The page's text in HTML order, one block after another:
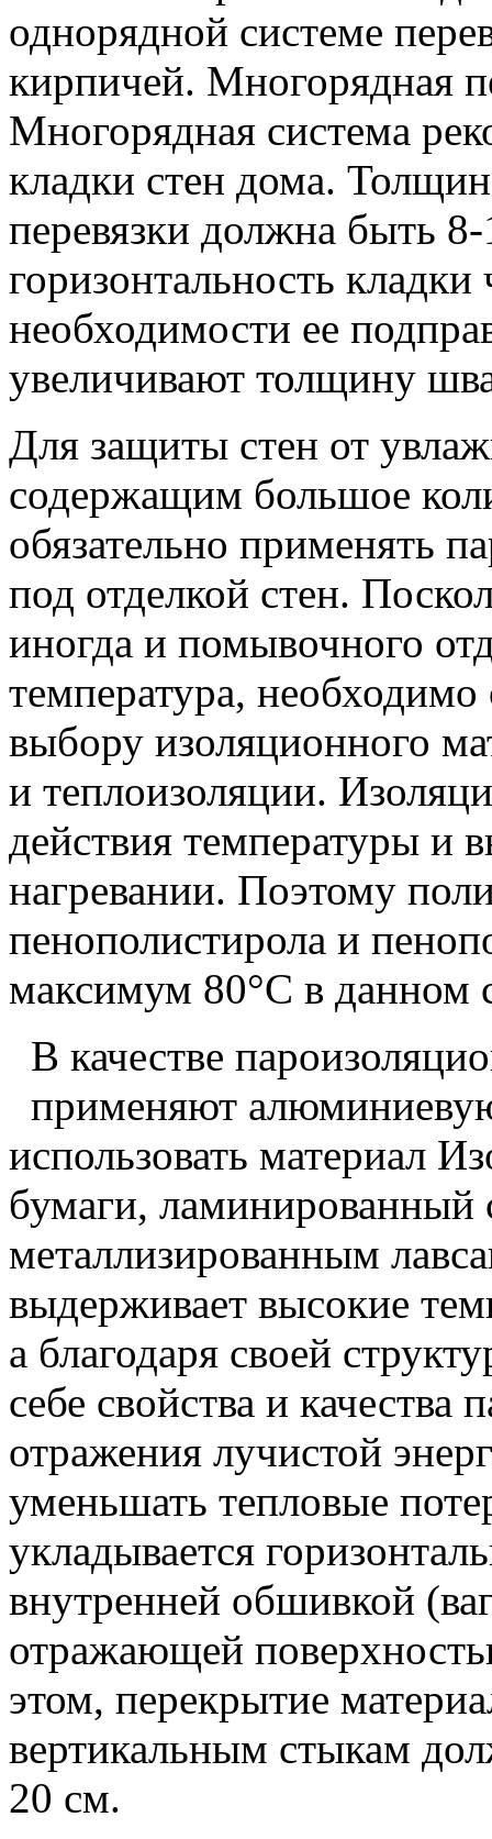
однорядной системе
кирпичей. Многорядная
Многорядная система
кладки стен дома.
перевязки должна быть
горизонтальность
необходимости ее
увеличивают толщину
Для защиты стен от
содержащим большое
обязательно применять
под отделкой стен.
иногда и помывочного
температура, необходимо
выбору изоляционного
и теплоизоляции.
действия температуры и
нагревании. Поэтому
пенополистирола и
максимум 80°С в данном
В качестве
применяют
использовать материал
бумаги, ламинированный
металлизированным
выдерживает высокие
а благодаря своей
себе свойства и
отражения лучистой
уменьшать тепловые
укладывается
внутренней обшивкой
отражающей
этом, перекрытие
вертикальным стыкам
20 см.